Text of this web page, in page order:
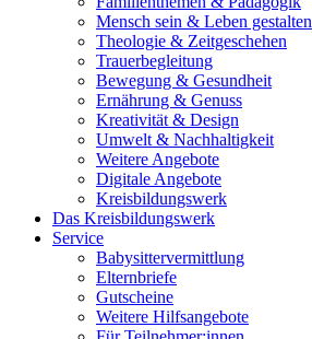
Mensch sein & Leben gestalten
Theologie & Zeitgeschehen
Trauerbegleitung
Bewegung & Gesundheit
Ernährung & Genuss
Kreativität & Design
Umwelt & Nachhaltigkeit
Weitere Angebote
Digitale Angebote
Kreisbildungswerk
Das Kreisbildungswerk
Service
Babysittervermittlung
Elternbriefe
Gutscheine
Weitere Hilfsangebote